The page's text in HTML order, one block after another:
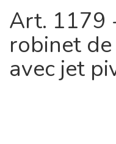
Art. 1179
robinet
avec jet